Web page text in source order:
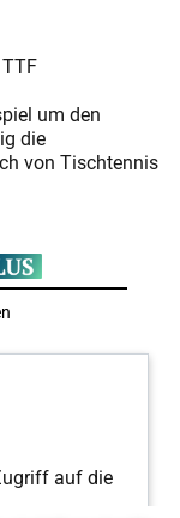
um den
die
von Tischtennis